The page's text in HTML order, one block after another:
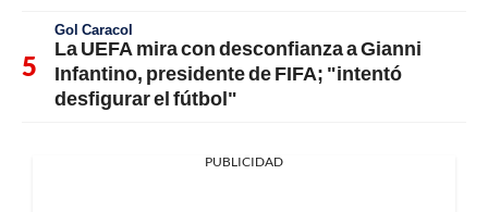
Gol Caracol
La UEFA mira con desconfianza a Gianni
Infantino, presidente de FIFA; "intentó
desfigurar el fútbol"
PUBLICIDAD